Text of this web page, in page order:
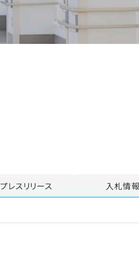
プレスリリース 入札情報